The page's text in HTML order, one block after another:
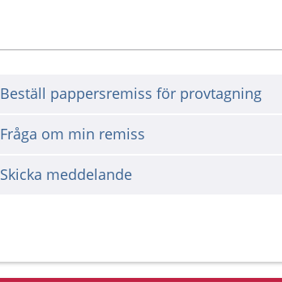
Beställ pappersremiss för provtagning
Fråga om min remiss
Skicka meddelande